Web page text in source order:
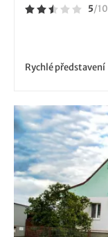
5/10
Rychlépředstavení